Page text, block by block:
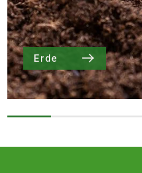
Erde